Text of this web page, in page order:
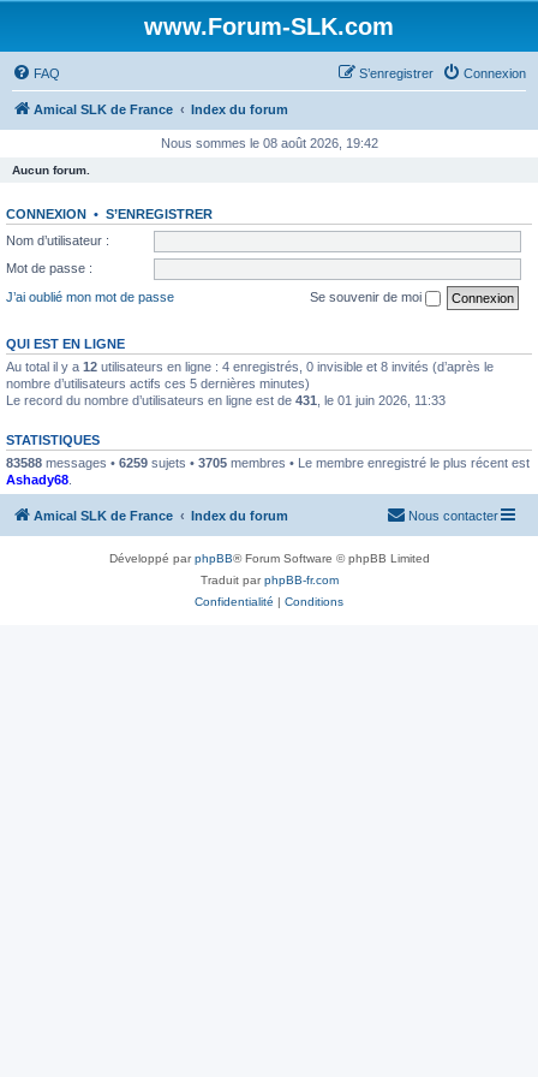
www.Forum-SLK.com
FAQ Connexion
S’enregistrer
Amical SLK de France Index du forum
Nous sommes le 08 août 2026, 19:42
Aucun forum.
CONNEXION • S’ENREGISTRER
Nom d’utilisateur :
Mot de passe :
J’ai oublié mon mot de passe
Se souvenir de moi
QUI EST EN LIGNE
Au total il y a 12 utilisateurs en ligne : 4 enregistrés, 0 invisible et 8 invités (d’après le
nombre d’utilisateurs actifs ces 5 dernières minutes)
Le record du nombre d’utilisateurs en ligne est de 431 , le 01 juin 2026, 11:33
STATISTIQUES
83588 messages • 6259 sujets • 3705 membres • Le membre enregistré le plus récent est
Ashady68
Amical SLK de France Index du forum Nous contacter
Développé parphpBB® Forum Software © phpBB Limited
Traduit parphpBB-fr.com
Confidentialité | Conditions